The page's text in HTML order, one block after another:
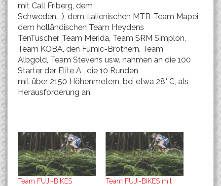
mit Call Friberg, dem
Schweden… ), dem italienischen MTB-Team Mapei,
dem holländischen Team Heydens
TenTuscher, Team Merida, Team SRM Simplon,
Team KOBA, den Fumic-Brothern, Team
Albgold, Team Stevens usw. nahmen an die 100
Starter der Elite A , die 10 Runden
mit über 2150 Höhenmetern, bei etwa 28° C, als
Herausforderung an.
Team FUJI-BIKES
Team FUJI-BIKES mit